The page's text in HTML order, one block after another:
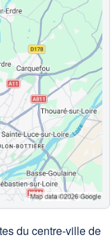
du centre-ville de